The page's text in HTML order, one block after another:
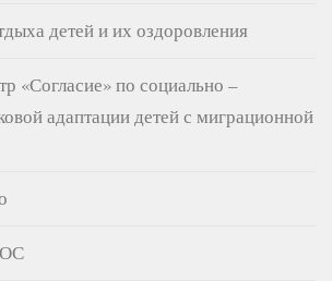
детей и их оздоровления
«Согласие» по социально –
адаптации детей с миграционной